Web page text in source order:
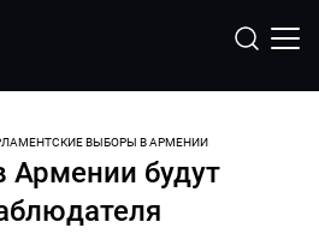
ВЫБОРЫ В АРМЕНИИ
будут